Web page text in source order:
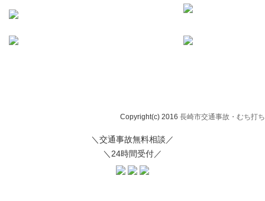
Copyright(c) 2016 長崎市交通事故・むち打
＼交通事故無料相談／
＼24時間受付／